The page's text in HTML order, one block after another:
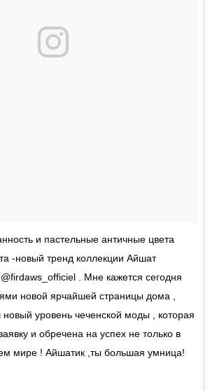
и пастельные античные цвета
-новый тренд коллекции Айшат
. Мне кажется сегодня
новой ярчайшей страницы дома ,
новый уровень чеченской моды , которая
и обречена на успех не только в
мире ! Айшатик ,ты большая умница!